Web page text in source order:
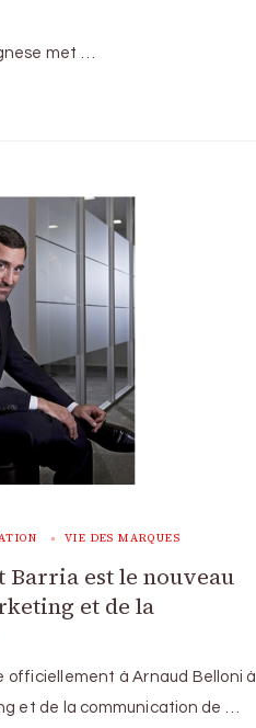
met …
VIE DES MARQUES
Barria est le nouveau
et de la
officiellement à Arnaud Belloni à
et de la communication de …